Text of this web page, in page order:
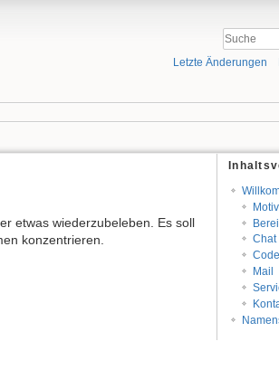
Letzte Änderungen
Chat
Code
Mail
etwas wiederzubeleben. Es soll
konzentrieren.